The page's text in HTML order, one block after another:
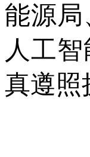
能源
人工
真遵照